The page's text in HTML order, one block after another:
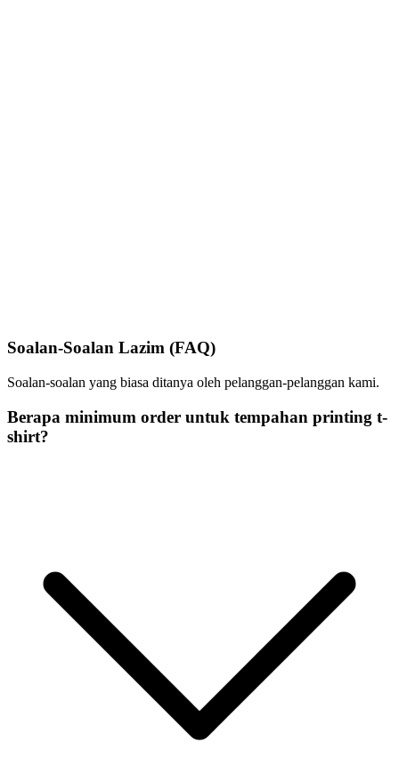
Soalan-Soalan Lazim (FAQ)
Soalan-soalan yang biasa ditanya oleh pelanggan-pelanggan kami.
Berapa minimum order untuk tempahan printing t-
shirt?